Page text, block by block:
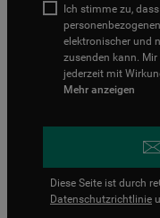
Ich stimme zu,
elektronischer und
zusenden kann.
jederzeit mit
Mehr anzeigen
Diese Seite ist durch
Datenschutzrichtlinie